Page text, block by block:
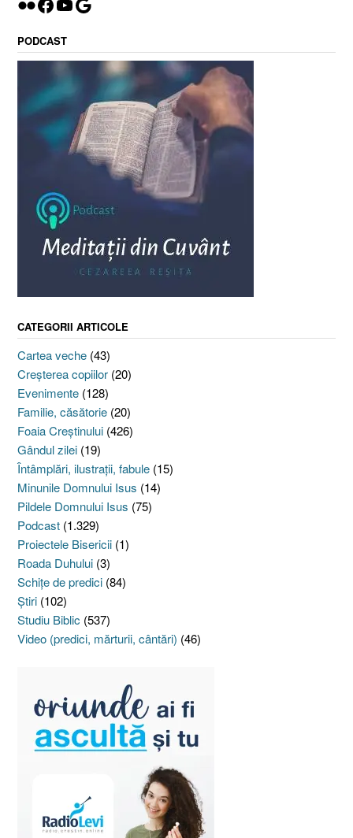
PODCAST
CATEGORII ARTICOLE
Cartea veche (43)
Creşterea copiilor (20)
Evenimente (128)
Familie, căsătorie (20)
Foaia Creştinului (426)
Gândul zilei (19)
Întâmplări, ilustraţii, fabule (15)
Minunile Domnului Isus (14)
Pildele Domnului Isus (75)
Podcast (1.329)
Proiectele Bisericii (1)
Roada Duhului (3)
Schiţe de predici (84)
Ştiri (102)
Studiu Biblic (537)
Video (predici, mărturii, cântări) (46)